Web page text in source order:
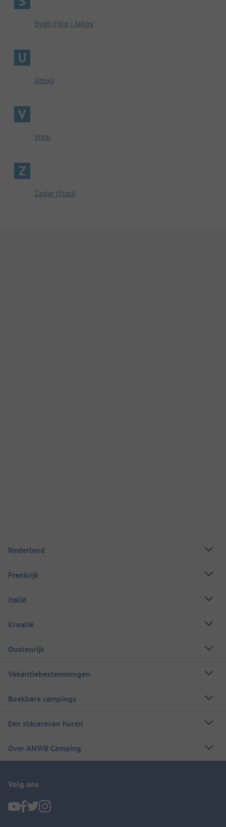
Sveti Filip i Jakov
U
Umag
V
Vrsar
Z
Zadar (Stad)
Nederland
Frankrijk
Italië
Kroatië
Oostenrijk
Vakantiebestemmingen
Boekbare campings
Een stacaravan huren
Over ANWB Camping
Volg ons